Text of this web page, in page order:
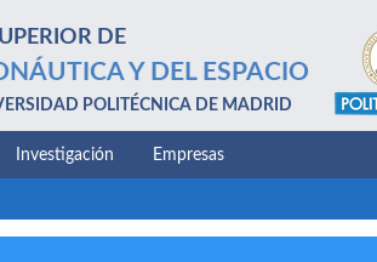
DE
Y DEL ESPACIO
POLITÉCNICA DE MADRID
Investigación Empresas